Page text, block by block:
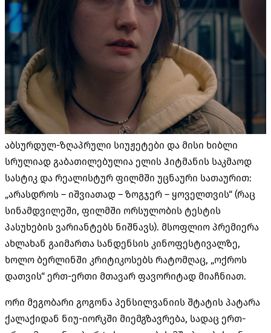
აბსურდულ-ზღაპრული სიუჟეტები და მისი ხიბლი
სრულიად გაბათილებულია ელის ჰიტმანის საკმაოდ
სასტიკ და რეალისტურ ფილმში უცნაური სათაურით:
„არასდროს – იშვიათად – ზოგჯერ – ყოველთვის“ (რაც
სინამდვილეში, ფილმში ორსულობის ტესტის
პასუხების ვარიანტებს ნიშნავს). მსოფლიო პრემიერა
ახლახან გაიმართა სანდენსის კინოფესტივალზე,
ხოლო ბერლინში კრიტიკოსებს რატომღაც, „ოქროს
დათვის“ ერთ-ერთი მთავარ ფავორიტად მიაჩნიათ.
ორი მეგობარი გოგონა პენსილვანიის შტატის პატარა
ქალაქიდან ნიუ-იორკში მიემგზავრება, სადაც ერთ-